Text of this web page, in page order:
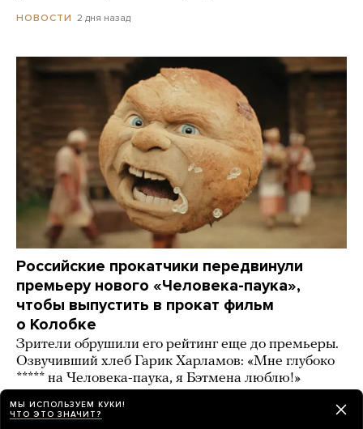
НОВОСТИ 2 дня назад
Российские прокатчики передвинули
премьеру нового «Человека-паука»,
чтобы выпустить в прокат фильм
о Колобке
Зрители обрушили его рейтинг еще до премьеры.
Озвучивший хлеб Гарик Харламов: «Мне глубоко
***** на Человека-паука, я Бэтмена люблю!»
ИСТОРИИ 2 дня назад
МЫ ИСПОЛЬЗУЕМ КУКИ!
ЧТО ЭТО ЗНАЧИТ?